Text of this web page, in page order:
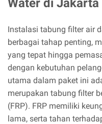
Water di Jakarta
Instalasi tabung filter air
berbagai tahap penting,
yang tepat hingga
dengan kebutuhan
utama dalam paket ini
merupakan tabung filter
(FRP). FRP memiliki
lama, serta tahan